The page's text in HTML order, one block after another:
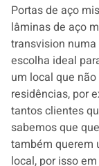
Portas de aço
lâminas de aço
transvision
escolha ideal
um local que
residências, por
tantos clientes
sabemos que
também querem
local, por isso